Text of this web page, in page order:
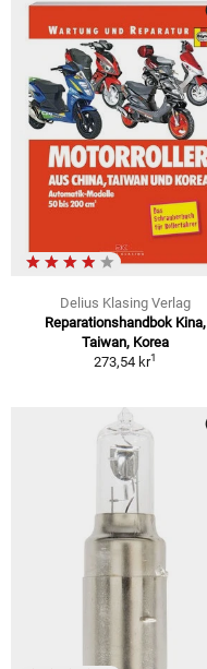
Delius Klasing Verlag
Reparationshandbok Kina,
Taiwan, Korea
273,54 kr1